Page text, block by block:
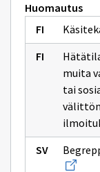
Huomautus
muita
tai